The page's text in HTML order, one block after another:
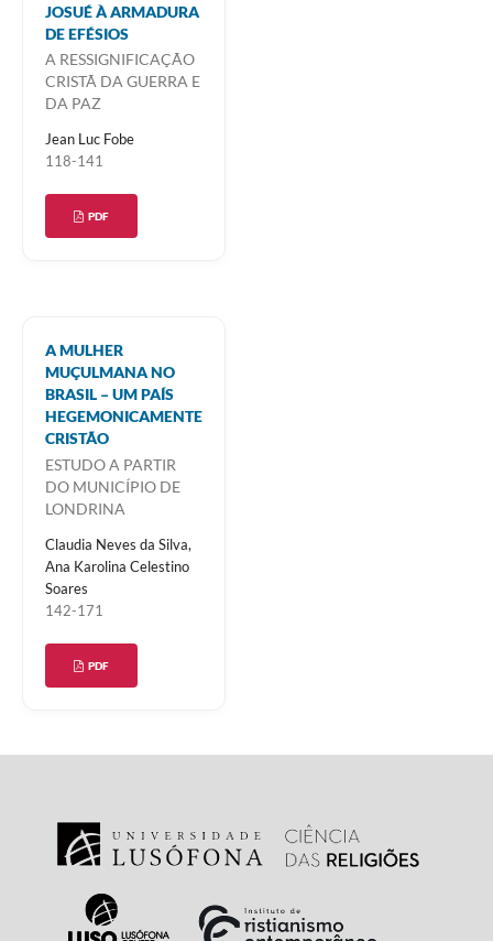
JOSUÉ À ARMADURA
DE EFÉSIOS
A RESSIGNIFICAÇÃO
CRISTÃ DA GUERRA E
DA PAZ
Jean Luc Fobe
118-141
PDF
A MULHER
MUÇULMANA NO
BRASIL – UM PAÍS
HEGEMONICAMENTE
CRISTÃO
ESTUDO A PARTIR
DO MUNICÍPIO DE
LONDRINA
Claudia Neves da Silva,
Ana Karolina Celestino
Soares
142-171
PDF